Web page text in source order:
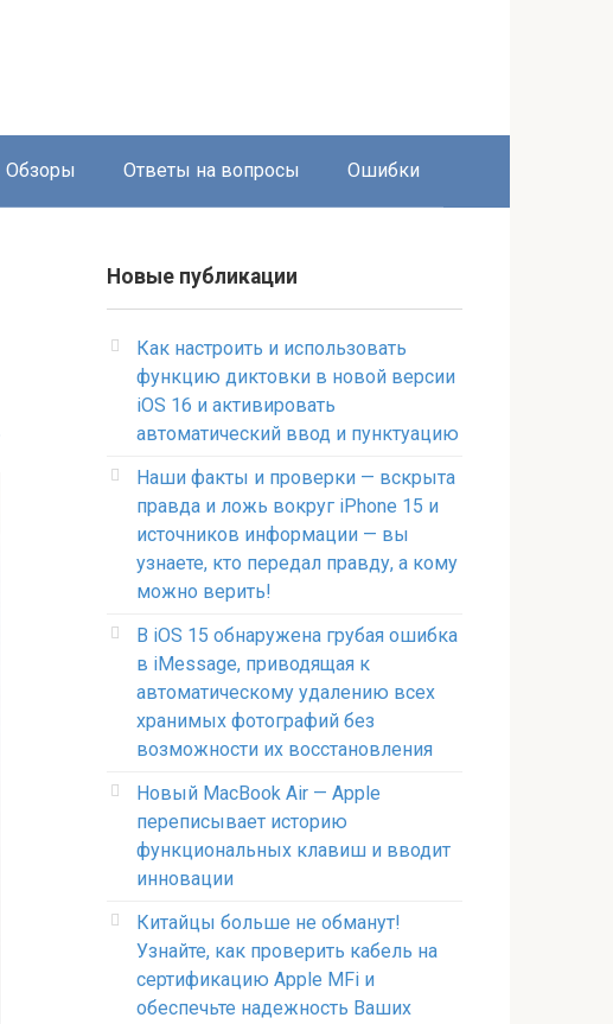
Обзоры Ответы на вопросы Ошибки
Новые публикации
Как настроить и использовать
функцию диктовки в новой версии
iOS 16 и активировать
автоматический ввод и пунктуацию
Наши факты и проверки — вскрыта
правда и ложь вокруг iPhone 15 и
источников информации — вы
узнаете, кто передал правду, а кому
можно верить!
В iOS 15 обнаружена грубая ошибка
в iMessage, приводящая к
автоматическому удалению всех
хранимых фотографий без
возможности их восстановления
Новый MacBook Air — Apple
переписывает историю
функциональных клавиш и вводит
инновации
Китайцы больше не обманут!
Узнайте, как проверить кабель на
сертификацию Apple MFi и
обеспечьте надежность Ваших